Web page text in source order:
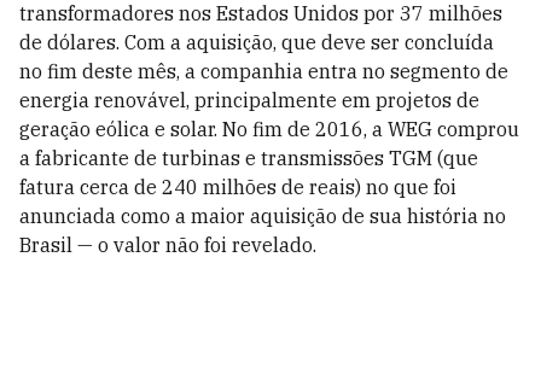
transformadores nos Estados Unidos por 37 milhões
de dólares. Com a aquisição, que deve ser concluída
no fim deste mês, a companhia entra no segmento de
energia renovável, principalmente em projetos de
geração eólica e solar. No fim de 2016, a WEG comprou
a fabricante de turbinas e transmissões TGM (que
fatura cerca de 240 milhões de reais) no que foi
anunciada como a maior aquisição de sua história no
Brasil — o valor não foi revelado.